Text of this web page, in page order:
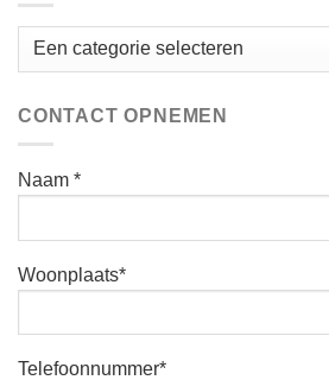
CONTACT OPNEMEN
Naam *
Woonplaats*
Telefoonnummer*